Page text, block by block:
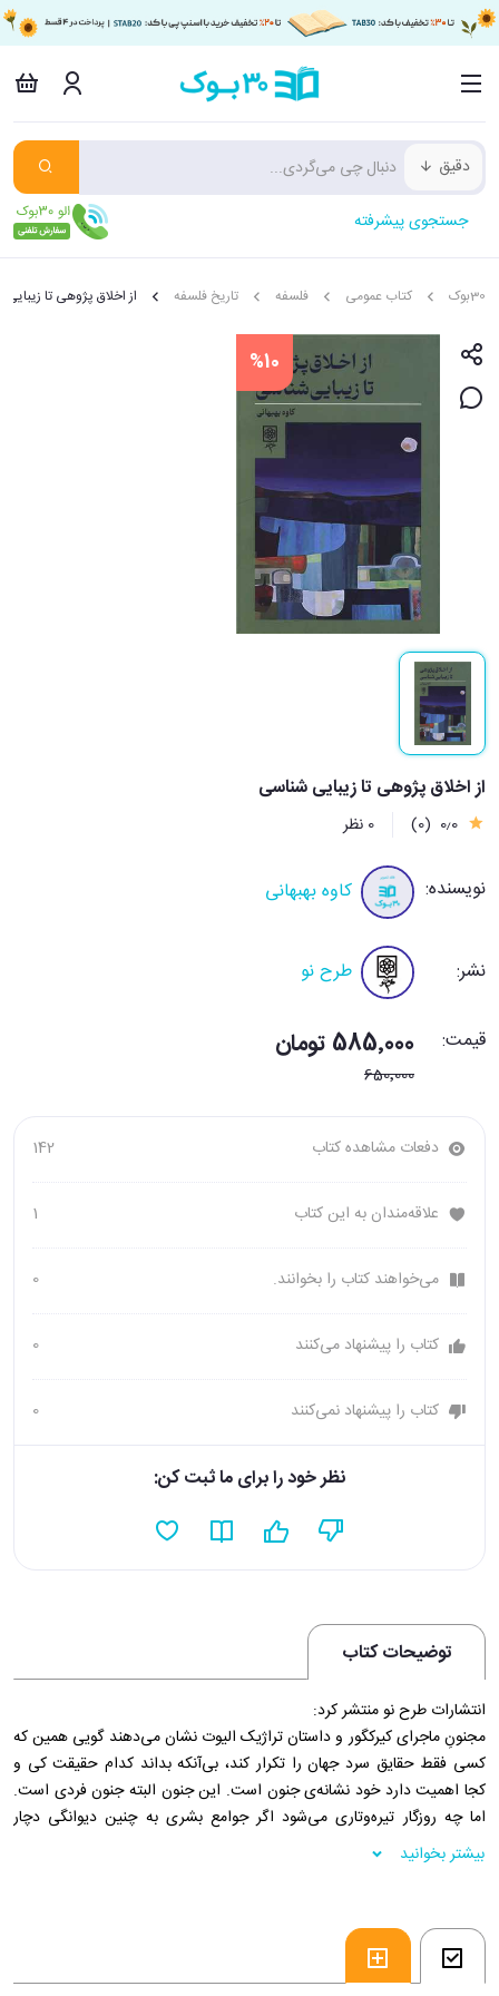
دقیق
جستجوی پیشرفته
30بوک کتاب عمومی فلسفه تاریخ فلسفه از اخلاق پژوهی تا
%10
از اخلاق پژوهی تا زیبایی شناسی
0٫0 (0) 0 نظر
نویسنده: کاوه بهبهانی
نشر: طرح نو
قیمت: 585٬000 تومان
650٬000
دفعات مشاهده کتاب 142
علاقه‌مندان به این کتاب 1
می‌خواهند کتاب را بخوانند. 0
کتاب را پیشنهاد می‌کنند 0
کتاب را پیشنهاد نمی‌کنند 0
نظر خود را برای ما ثبت کن:
توضیحات کتاب
انتشارات طرح نو منتشر کرد:
مجنونِ ماجرای کیرکگور و داستان تراژیک الیوت نشان می‌دهند گویی همین که
کسی فقط حقایق سرد جهان را تکرار کند، بی‌آنکه بداند کدام حقیقت کی و
کجا اهمیت دارد خود نشانه‌ی جنون است. این جنون البته جنون فردی است.
اما چه روزگار تیره‌و‌تاری می‌شود اگر جوامع بشری به چنین دیوانگی دچار
شوند. این همان زیست جنون‌آمیزی است که علم‌زدگیِ خام عصر مدرن شانه
به شانه‌ی منفعت‌اندیشی و خودمداری در جامعه‌ی اقتصادزده آدمی را به آن
را در قالب شخصیت توماس گرادگریند به تصویر می‌کشد: مدیر سخت‌گیر
مدرسه‌ای که صرفاً از علم و منطق و واقعیت (فکت، واژه‌ای که مدام وِرد زبان
اوست) و حساب‌و‌کتابِ عاقلانه سخن می‌گوید و از خیال‌پردازی و عواطف و
بیشتر بخوانید